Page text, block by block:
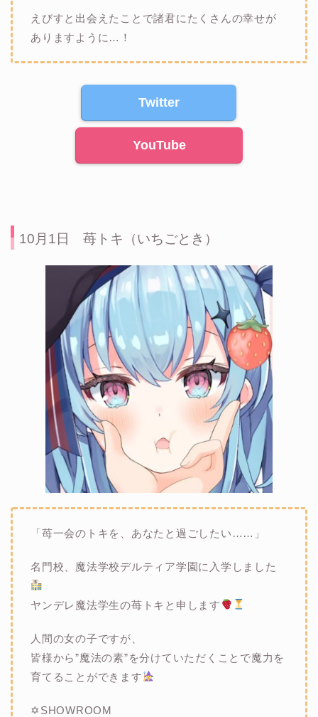
えびすと出会えたことで諸君にたくさんの幸せが
ありますように…！
Twitter
YouTube
10月1日 苺トキ（いちごとき）
「苺一会のトキを、あなたと過ごしたい……」
名門校、魔法学校デルティア学園に入学しました
ヤンデレ魔法学生の苺トキと申します
人間の女の子ですが、
皆様から”魔法の素”を分けていただくことで魔力を
育てることができます
✡SHOWROOM